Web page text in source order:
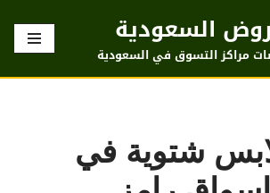
السعودية
مراكز التسوق في السعودية
شتوية في